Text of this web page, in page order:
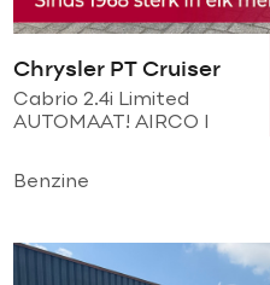
Chrysler PT Cruiser
Cabrio 2.4i Limited
AUTOMAAT! AIRCO l
Chrome LMV l LEER l
STOELVERWARMING l
Benzine